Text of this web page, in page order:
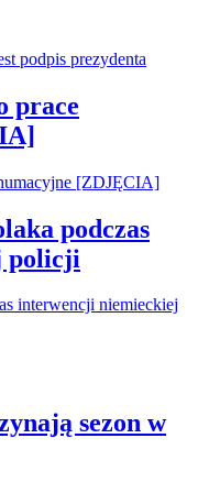
prace
podczas
policji
sezon w